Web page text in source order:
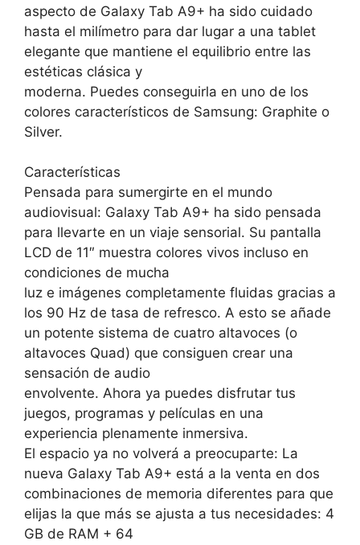
aspecto de Galaxy Tab A9+ ha sido cuidado
hasta el milímetro para dar lugar a una tablet
elegante que mantiene el equilibrio entre las
estéticas clásica y
moderna. Puedes conseguirla en uno de los
colores característicos de Samsung: Graphite o
Silver.
Características
Pensada para sumergirte en el mundo
audiovisual: Galaxy Tab A9+ ha sido pensada
para llevarte en un viaje sensorial. Su pantalla
LCD de 11″ muestra colores vivos incluso en
condiciones de mucha
luz e imágenes completamente fluidas gracias a
los 90 Hz de tasa de refresco. A esto se añade
un potente sistema de cuatro altavoces (o
altavoces Quad) que consiguen crear una
sensación de audio
envolvente. Ahora ya puedes disfrutar tus
juegos, programas y películas en una
experiencia plenamente inmersiva.
El espacio ya no volverá a preocuparte: La
nueva Galaxy Tab A9+ está a la venta en dos
combinaciones de memoria diferentes para que
elijas la que más se ajusta a tus necesidades: 4
GB de RAM + 64